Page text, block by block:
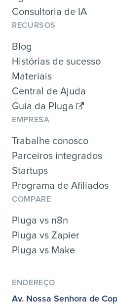
Consultoria de IA
RECURSOS
Blog
Histórias de sucesso
Materiais
Central de Ajuda
Guia da Pluga
EMPRESA
Trabalhe conosco
Parceiros integrados
Startups
Programa de Afiliados
COMPARE
Pluga vs n8n
Pluga vs Zapier
Pluga vs Make
ENDEREÇO
Av. Nossa Senhora de